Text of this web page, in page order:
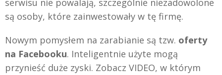
serwisu nie powalają, szczególnie niezadowolone
są osoby, które zainwestowały w tę firmę.
Nowym pomysłem na zarabianie są tzw. oferty
na Facebooku. Inteligentnie użyte mogą
przynieść duże zyski. Zobacz VIDEO, w którym